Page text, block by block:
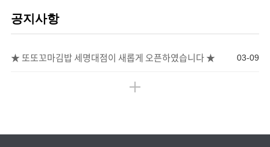
공지사항
★ 또또꼬마김밥 세명대점이 새롭게 오픈하였습니다 ★ 03-09